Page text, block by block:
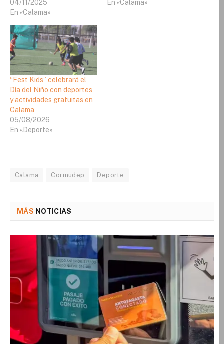
04/11/2025
En «Calama»
En «Calama»
“Fest Kids” celebrará el
Día del Niño con deportes
y actividades gratuitas en
Calama
05/08/2026
En «Deporte»
Calama Cormudep Deporte
MÁS NOTICIAS